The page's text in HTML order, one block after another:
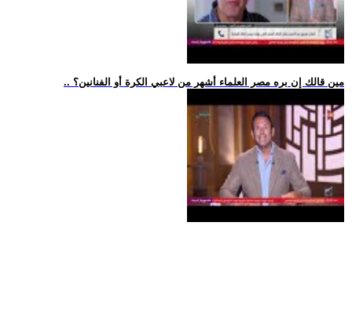
.. مين قالك إن بره مصر العلماء أشهر من لاعبي الكرة أو الفنانين؟